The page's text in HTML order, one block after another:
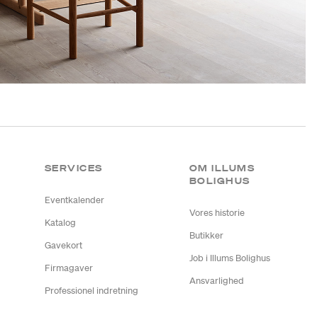
SERVICES
Eventkalender
Katalog
Gavekort
Firmagaver
Professionel indretning
OM ILLUMS
BOLIGHUS
Vores historie
Butikker
Job i Illums Bolighus
Ansvarlighed